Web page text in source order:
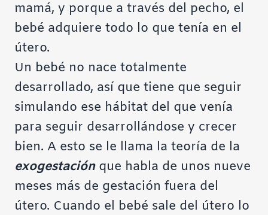
mamá, y porque a través del pecho, el
bebé adquiere todo lo que tenía en el
útero.
Un bebé no nace totalmente
desarrollado, así que tiene que seguir
simulando ese hábitat del que venía
para seguir desarrollándose y crecer
bien. A esto se le llama la teoría de la
exogestaciónque habla de unos nueve
meses más de gestación fuera del
útero. Cuando el bebé sale del útero lo